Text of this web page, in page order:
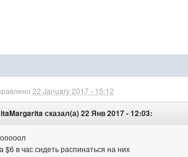
22 January 2017 - 15:12
сказал(а) 22 Янв 2017 - 12:03:
$6 в час сидеть распинаться на них